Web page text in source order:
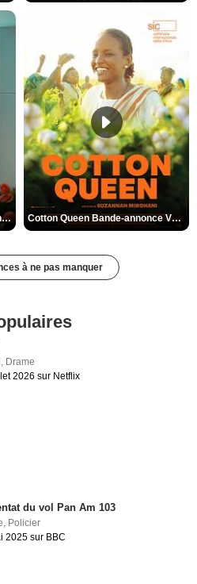
Des Fleurs pour Tokyo Bande-annonce VO STFR Cotton Queen Bande-annonce VO STFR
à ne pas manquer
Drame
2026 sur Netflix
du vol Pan Am 103
, Policier
2025 sur BBC